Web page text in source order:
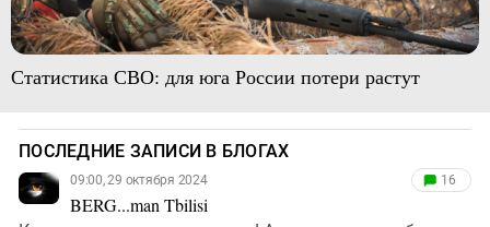
Статистика СВО: для юга России потери растут
ПОСЛЕДНИЕ ЗАПИСИ В БЛОГАХ
09:00, 29 октября 2024
BERG...man Tbilisi
16